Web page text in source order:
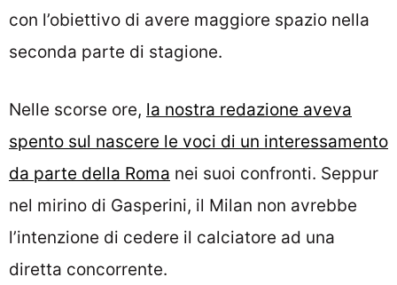
con l’obiettivo di avere maggiore spazio nella
seconda parte di stagione.
Nelle scorse ore, la nostra redazione aveva
spento sul nascere le voci di un interessamento
da parte della Roma nei suoi confronti. Seppur
nel mirino di Gasperini, il Milan non avrebbe
l’intenzione di cedere il calciatore ad una
diretta concorrente.